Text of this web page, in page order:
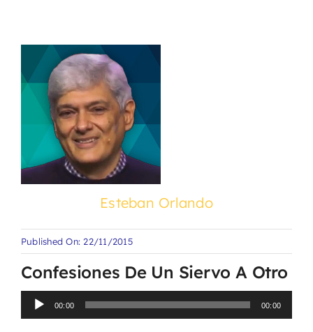
Esteban Orlando
Published On: 22/11/2015
Confesiones De Un Siervo A Otro
Reproductor
de
00:00 00:00